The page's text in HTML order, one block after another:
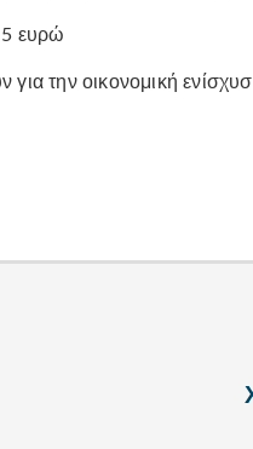
5 ευρώ
για την οικονομική